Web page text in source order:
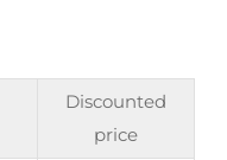
Discounted
price